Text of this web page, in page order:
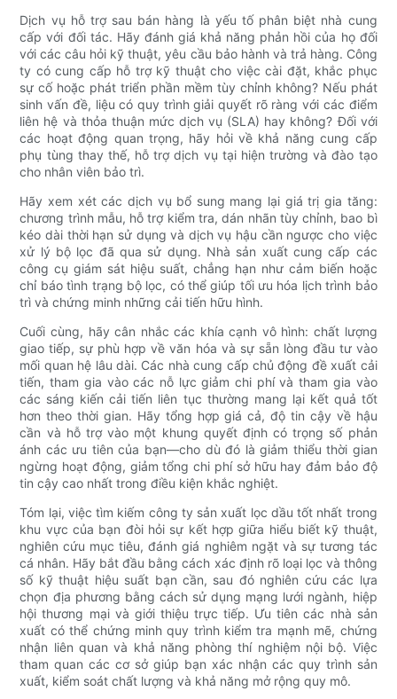
Dịch vụ hỗ trợ sau bán hàng là yếu tố phân biệt nhà cung
cấp với đối tác. Hãy đánh giá khả năng phản hồi của họ đối
với các câu hỏi kỹ thuật, yêu cầu bảo hành và trả hàng. Công
ty có cung cấp hỗ trợ kỹ thuật cho việc cài đặt, khắc phục
sự cố hoặc phát triển phần mềm tùy chỉnh không? Nếu phát
sinh vấn đề, liệu có quy trình giải quyết rõ ràng với các điểm
liên hệ và thỏa thuận mức dịch vụ (SLA) hay không? Đối với
các hoạt động quan trọng, hãy hỏi về khả năng cung cấp
phụ tùng thay thế, hỗ trợ dịch vụ tại hiện trường và đào tạo
cho nhân viên bảo trì.
Hãy xem xét các dịch vụ bổ sung mang lại giá trị gia tăng:
chương trình mẫu, hỗ trợ kiểm tra, dán nhãn tùy chỉnh, bao bì
kéo dài thời hạn sử dụng và dịch vụ hậu cần ngược cho việc
xử lý bộ lọc đã qua sử dụng. Nhà sản xuất cung cấp các
công cụ giám sát hiệu suất, chẳng hạn như cảm biến hoặc
chỉ báo tình trạng bộ lọc, có thể giúp tối ưu hóa lịch trình bảo
trì và chứng minh những cải tiến hữu hình.
Cuối cùng, hãy cân nhắc các khía cạnh vô hình: chất lượng
giao tiếp, sự phù hợp về văn hóa và sự sẵn lòng đầu tư vào
mối quan hệ lâu dài. Các nhà cung cấp chủ động đề xuất cải
tiến, tham gia vào các nỗ lực giảm chi phí và tham gia vào
các sáng kiến ​​cải tiến liên tục thường mang lại kết quả tốt
hơn theo thời gian. Hãy tổng hợp giá cả, độ tin cậy về hậu
cần và hỗ trợ vào một khung quyết định có trọng số phản
ánh các ưu tiên của bạn—cho dù đó là giảm thiểu thời gian
ngừng hoạt động, giảm tổng chi phí sở hữu hay đảm bảo độ
tin cậy cao nhất trong điều kiện khắc nghiệt.
Tóm lại, việc tìm kiếm công ty sản xuất lọc dầu tốt nhất trong
khu vực của bạn đòi hỏi sự kết hợp giữa hiểu biết kỹ thuật,
nghiên cứu mục tiêu, đánh giá nghiêm ngặt và sự tương tác
cá nhân. Hãy bắt đầu bằng cách xác định rõ loại lọc và thông
số kỹ thuật hiệu suất bạn cần, sau đó nghiên cứu các lựa
chọn địa phương bằng cách sử dụng mạng lưới ngành, hiệp
hội thương mại và giới thiệu trực tiếp. Ưu tiên các nhà sản
xuất có thể chứng minh quy trình kiểm tra mạnh mẽ, chứng
nhận liên quan và khả năng phòng thí nghiệm nội bộ. Việc
tham quan các cơ sở giúp bạn xác nhận các quy trình sản
xuất, kiểm soát chất lượng và khả năng mở rộng quy mô.